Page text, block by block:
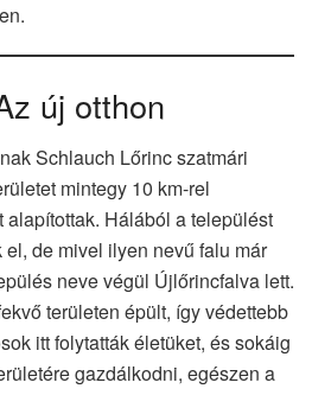
új otthon
Schlauch Lőrinc szatmári
mintegy 10 km-rel
Hálából a települést
de mivel ilyen nevű falu már
neve végül Újlőrincfalva lett.
területen épült, így védettebb
itt folytatták életüket, és sokáig
gazdálkodni, egészen a